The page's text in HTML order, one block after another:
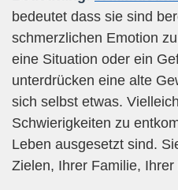
bedeutet dass sie sind
schmerzlichen Emotion
eine Situation oder ein
unterdrücken eine alte
sich selbst etwas.
Schwierigkeiten zu
Leben ausgesetzt sind.
Zielen, Ihrer Familie,